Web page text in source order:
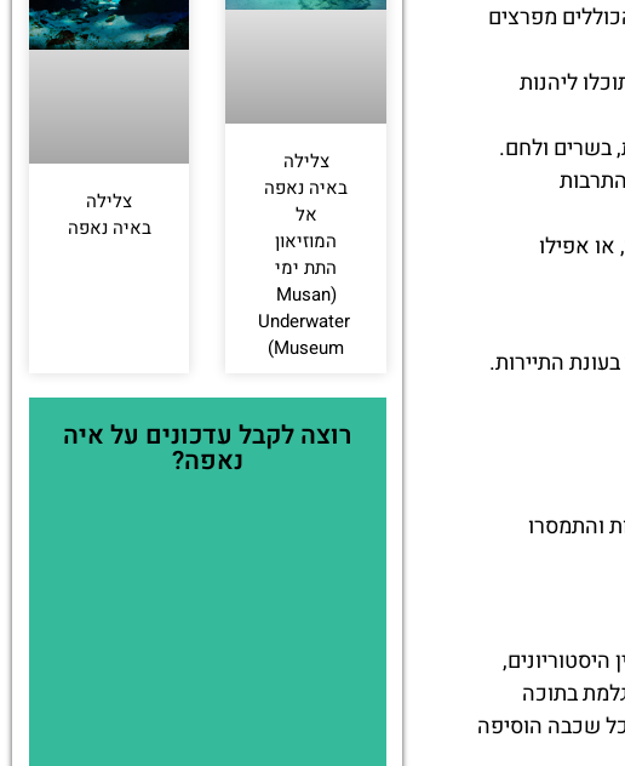
מפרצים
ליהנות
בשרים ולחם.
או אפילו
והתמסרו
היסטוריונים,
בתוכה
2 עברה גלגולים שונים, שכל שכבה הוסיפה
צלילה
באיה נאפה
אל
המוזיאון
התת ימי
(Musan
Underwater
Museum)
צלילה
באיה נאפה
רוצה לקבל עדכונים על איה
נאפה?